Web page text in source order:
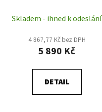
Skladem - ihned k odeslání
4 867,77 Kč bez DPH
5 890 Kč
DETAIL